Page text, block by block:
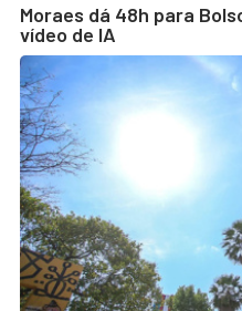
Moraes dá 48h para
vídeo de IA